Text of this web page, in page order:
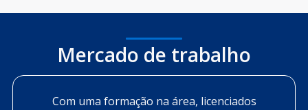
Mercado de trabalho
Com uma formação na área, licenciados